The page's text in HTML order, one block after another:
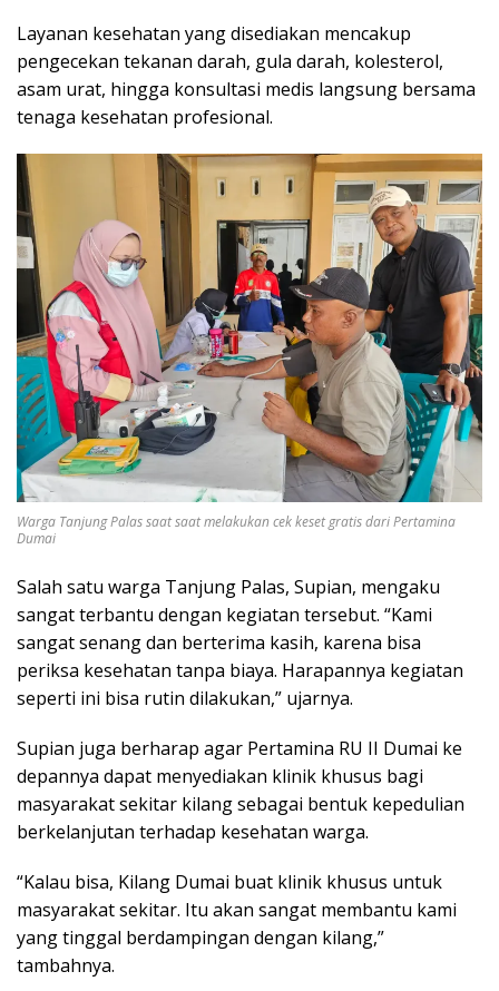
Layanan kesehatan yang disediakan mencakup
pengecekan tekanan darah, gula darah, kolesterol,
asam urat, hingga konsultasi medis langsung bersama
tenaga kesehatan profesional.
Warga Tanjung Palas saat saat melakukan cek keset gratis dari Pertamina
Dumai
Salah satu warga Tanjung Palas, Supian, mengaku
sangat terbantu dengan kegiatan tersebut. “Kami
sangat senang dan berterima kasih, karena bisa
periksa kesehatan tanpa biaya. Harapannya kegiatan
seperti ini bisa rutin dilakukan,” ujarnya.
Supian juga berharap agar Pertamina RU II Dumai ke
depannya dapat menyediakan klinik khusus bagi
masyarakat sekitar kilang sebagai bentuk kepedulian
berkelanjutan terhadap kesehatan warga.
“Kalau bisa, Kilang Dumai buat klinik khusus untuk
masyarakat sekitar. Itu akan sangat membantu kami
yang tinggal berdampingan dengan kilang,”
tambahnya.